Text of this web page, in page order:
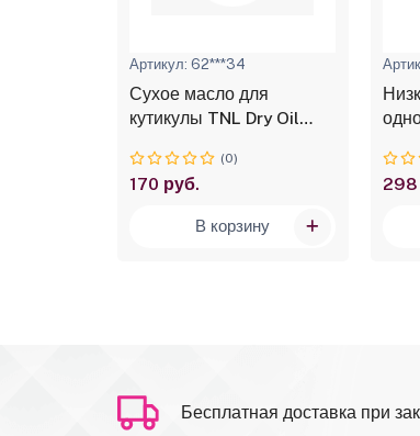
Артикул: 62***34
Сухое масло для
кутикулы TNL Dry Oil
(0)
170 руб.
В корзину
№06
15
298
Бесплатная доставка при